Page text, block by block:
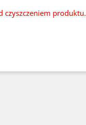
czyszczeniem produktu.